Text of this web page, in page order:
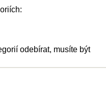
odebírat, musíte být